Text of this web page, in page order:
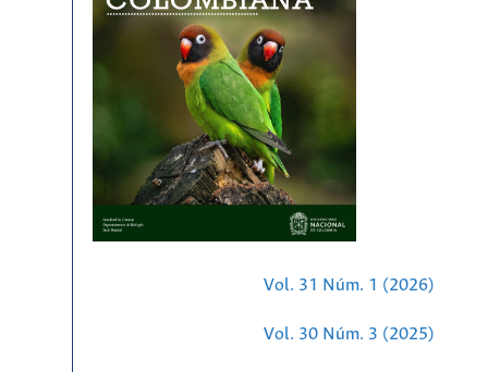
Vol. 31 Núm. 1 (2026)
Vol. 30 Núm. 3 (2025)